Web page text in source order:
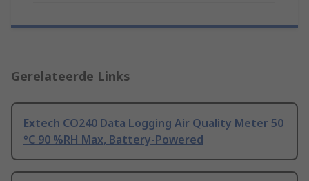
Gerelateerde Links
Extech CO240 Data Logging Air Quality Meter 50
°C 90 %RH Max, Battery-Powered